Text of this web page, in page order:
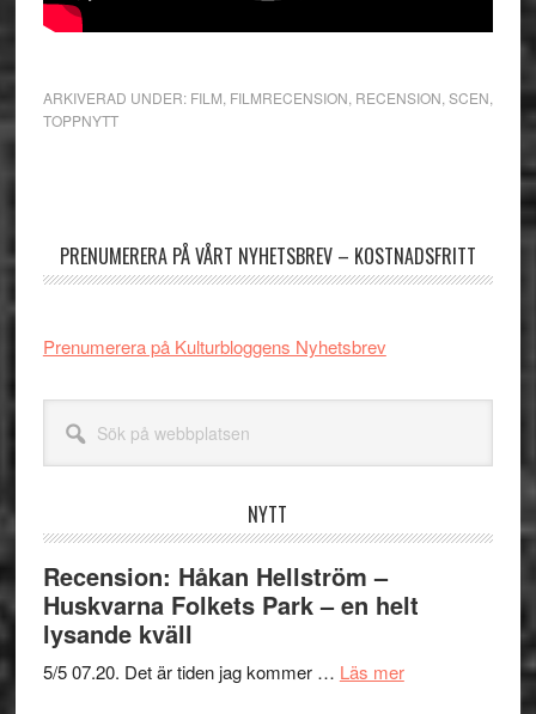
ARKIVERAD UNDER: FILM FILMRECENSION RECENSION SCEN
TOPPNYTT
PRENUMERERA PÅ VÅRT NYHETSBREV – KOSTNADSFRITT
Prenumerera på Kulturbloggens Nyhetsbrev
webbplatsen
NYTT
Recension: Håkan Hellström –
Huskvarna Folkets Park – en helt
lysande kväll
5/5 07.20. Det är tiden jag kommer … Läs merom